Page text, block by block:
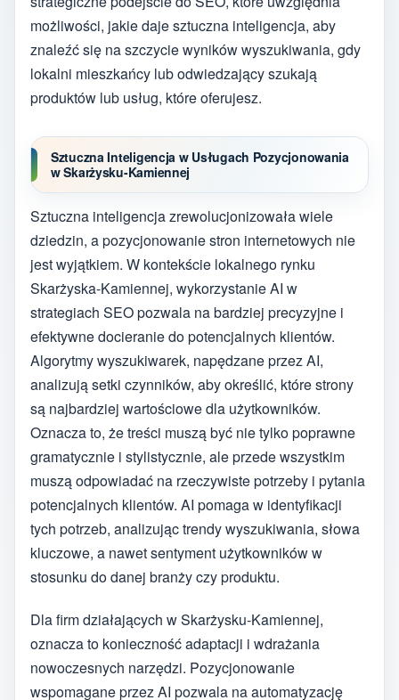
możliwości, jakie daje sztuczna inteligencja, aby
znaleźć się na szczycie wyników wyszukiwania, gdy
lokalni mieszkańcy lub odwiedzający szukają
produktów lub usług, które oferujesz.
Sztuczna Inteligencja w Usługach Pozycjonowania
w Skarżysku-Kamiennej
Sztuczna inteligencja zrewolucjonizowała wiele
dziedzin, a pozycjonowanie stron internetowych nie
jest wyjątkiem. W kontekście lokalnego rynku
Skarżyska-Kamiennej, wykorzystanie AI w
strategiach SEO pozwala na bardziej precyzyjne i
efektywne docieranie do potencjalnych klientów.
Algorytmy wyszukiwarek, napędzane przez AI,
analizują setki czynników, aby określić, które strony
są najbardziej wartościowe dla użytkowników.
Oznacza to, że treści muszą być nie tylko poprawne
gramatycznie i stylistycznie, ale przede wszystkim
muszą odpowiadać na rzeczywiste potrzeby i pytania
potencjalnych klientów. AI pomaga w identyfikacji
tych potrzeb, analizując trendy wyszukiwania, słowa
kluczowe, a nawet sentyment użytkowników w
stosunku do danej branży czy produktu.
Dla firm działających w Skarżysku-Kamiennej,
oznacza to konieczność adaptacji i wdrażania
nowoczesnych narzędzi. Pozycjonowanie
wspomagane przez AI pozwala na automatyzację